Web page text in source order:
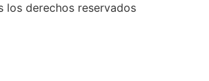
los derechos reservados